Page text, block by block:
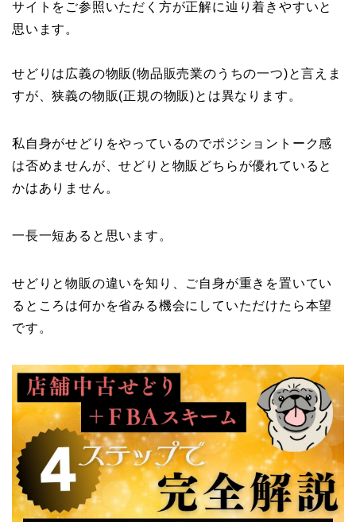
サイトをご参照いただく方が正解に辿り着きやすいと
思います。
せどりは広義の物販(物品販売業のうちの一つ)と言えま
すが、狭義の物販(正規の物販)とは異なります。
私自身がせどりをやっているのでポジショントーク感
は否めませんが、せどりと物販どちらが優れていると
かはありません。
一長一短あると思います。
せどりと物販の違いを知り、ご自身が重きを置いてい
るところは何かを省みる機会にしていただけたら本望
です。